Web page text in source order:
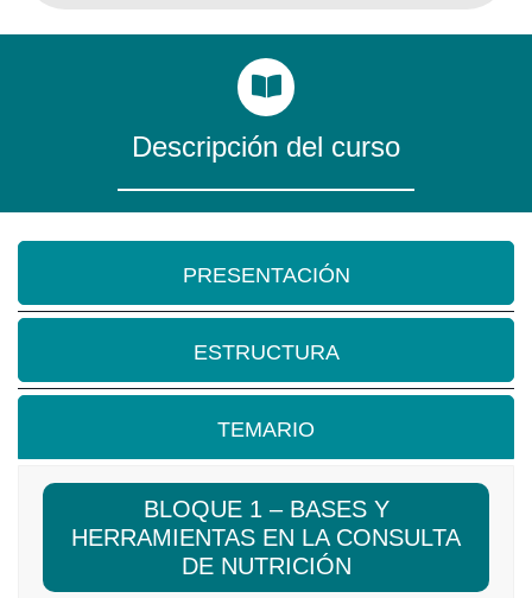
Descripción del curso
PRESENTACIÓN
ESTRUCTURA
TEMARIO
BLOQUE 1 – BASES Y
HERRAMIENTAS EN LA CONSULTA
DE NUTRICIÓN